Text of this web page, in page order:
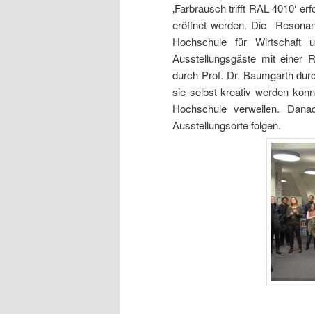
‚Farbrausch trifft RAL 4010‘
eröffnet werden. Die
Hochschule für
Ausstellungsgäste mit einer
durch Prof. Dr. Baumgarth
sie selbst kreativ werden
Hochschule verweilen.
Ausstellungsorte folgen.